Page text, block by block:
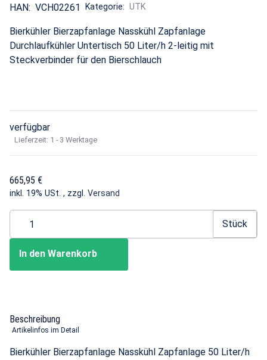
HAN: VCH02261 Kategorie: UTK
Bierkühler Bierzapfanlage Nasskühl Zapfanlage
Durchlaufkühler Untertisch 50 Liter/h 2-leitig mit
Steckverbinder für den Bierschlauch
verfügbar
Lieferzeit: 1 - 3 Werktage
665,95 €
inkl. 19% USt. , zzgl. Versand
Stück
In den Warenkorb
Beschreibung
Artikelinfos im Detail
Bierkühler Bierzapfanlage Nasskühl Zapfanlage 50 Liter/h